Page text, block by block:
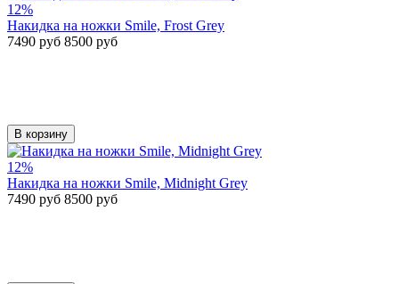
12%
Накидка на ножки Smile, Frost Grey
7490 руб 8500 руб
В корзину
12%
Накидка на ножки Smile, Midnight Grey
7490 руб 8500 руб